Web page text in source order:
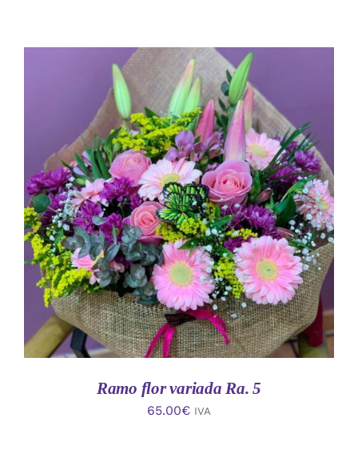
AÑADIR AL CARRITO
/
DETALLES
Ramo flor variada Ra. 5
65.00€ IVA